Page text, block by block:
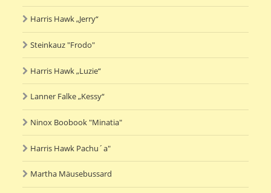
Harris Hawk „Jerry“
Steinkauz "Frodo"
Harris Hawk „Luzie“
Lanner Falke „Kessy“
Ninox Boobook "Minatia"
Harris Hawk Pachu´a"
Martha Mäusebussard